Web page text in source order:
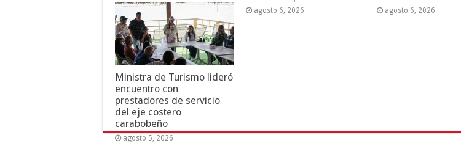
agosto 6, 2026 agosto 6, 2026
Ministra de Turismo lideró
encuentro con
prestadores de servicio
del eje costero
carabobeño
agosto 5, 2026